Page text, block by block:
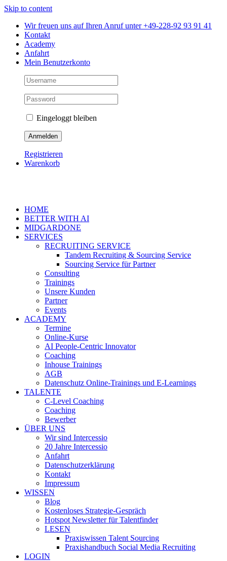
Skip to content
Wir freuen uns auf Ihren Anruf unter +49-228-92 93 91 41
Kontakt
Academy
Anfahrt
Mein Benutzerkonto
Eingeloggt bleiben
Registrieren
Warenkorb
HOME
BETTER WITH AI
MIDGARDONE
SERVICES
RECRUITING SERVICE
Tandem Recruiting & Sourcing Service
Sourcing Service für Partner
Consulting
Trainings
Unsere Kunden
Partner
Events
ACADEMY
Termine
Online-Kurse
AI People-Centric Innovator
Coaching
Inhouse Trainings
AGB
Datenschutz Online-Trainings und E-Learnings
TALENTE
C-Level Coaching
Coaching
Bewerber
ÜBER UNS
Wir sind Intercessio
20 Jahre Intercessio
Anfahrt
Datenschutzerklärung
Kontakt
Impressum
WISSEN
Blog
Kostenloses Strategie-Gespräch
Hotspot Newsletter für Talentfinder
LESEN
Praxiswissen Talent Sourcing
Praxishandbuch Social Media Recruiting
LOGIN